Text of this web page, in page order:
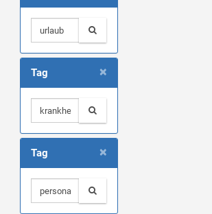
×
Tag
×
Tag